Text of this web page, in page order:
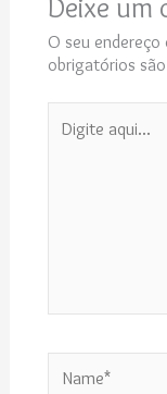
O seu endereço
obrigatórios
aqui...